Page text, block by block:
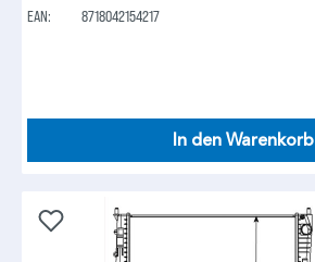
EAN:
8718042154217
In den Warenkorb